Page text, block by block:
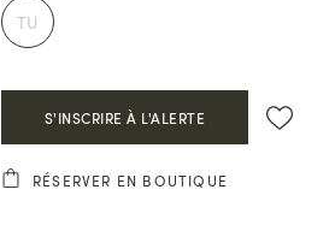
TU
S'INSCRIRE À L'ALERTE
RÉSERVER EN BOUTIQUE